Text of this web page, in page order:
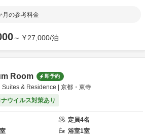
月の参考料金
～ ¥27,000/泊
Room 即予約
Suites & Residence | 京都・東寺
ウイルス対策あり
定員4名
室 浴室1室